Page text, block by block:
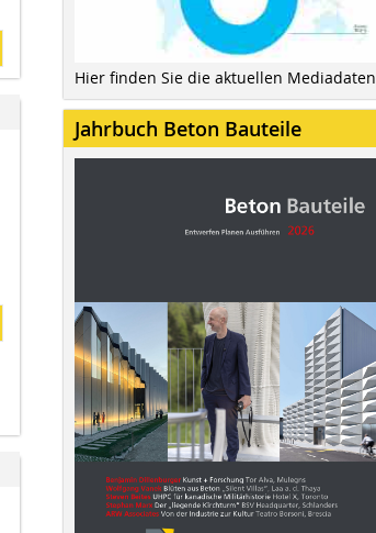
Hier finden Sie die aktuellen Mediadaten
Jahrbuch Beton Bauteile